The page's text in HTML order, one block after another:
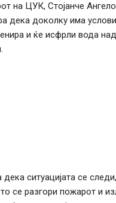
на ЦУК, Стојанче
дека доколку има
и ќе исфрли вода
ситуацијата се
се разгори пожарот и